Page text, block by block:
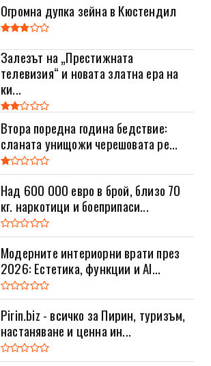
Огромна дупка зейна в Кюстендил
Залезът на „Престижната
телевизия“ и новата златна ера на
ки...
Втора поредна година бедствие:
сланата унищожи черешовата ре...
Над 600 000 евро в брой, близо 70
кг. наркотици и боеприпаси...
Модерните интериорни врати през
2026: Естетика, функции и AI...
Pirin.biz - всичко за Пирин, туризъм,
настаняване и ценна ин...